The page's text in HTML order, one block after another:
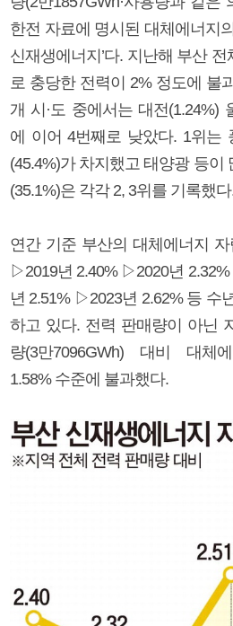
한전 자료에 명시된 대체에너지
신재생에너지’다. 지난해 부산
로 충당한 전력이 2% 정도에 불
개 시·도 중에서는 대전(1.24%)
에 이어 4번째로 낮았다. 1위는
(45.4%)가 차지했고 태양광 등이
(35.1%)은 각각 2, 3위를 기록했
연간 기준 부산의 대체에너지
▷2019년 2.40% ▷2020년
년 2.51% ▷2023년 2.62% 등 수
하고 있다. 전력 판매량이 아닌
량(3만7096GWh) 대비 대체
1.58% 수준에 불과했다.